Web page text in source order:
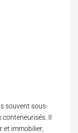
souvent sous-
Il
et immobilier,